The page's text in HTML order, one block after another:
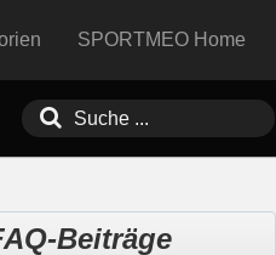
SPORTMEO Home
Beiträge